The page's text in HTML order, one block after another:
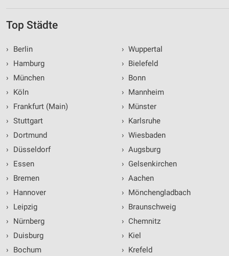
Top Städte
›
Berlin
›
Hamburg
›
München
›
Köln
›
Frankfurt (Main)
› Stuttgart
›
Dortmund
›
Düsseldorf
›
Essen
›
Bremen
›
Hannover
›
Leipzig
›
Nürnberg
›
Duisburg
›
Bochum
› Wuppertal
› Bielefeld
› Bonn
› Mannheim
› Münster
› Karlsruhe
› Wiesbaden
› Augsburg
› Gelsenkirchen
› Aachen
› Mönchengladbach
› Braunschweig
› Chemnitz
› Kiel
› Krefeld